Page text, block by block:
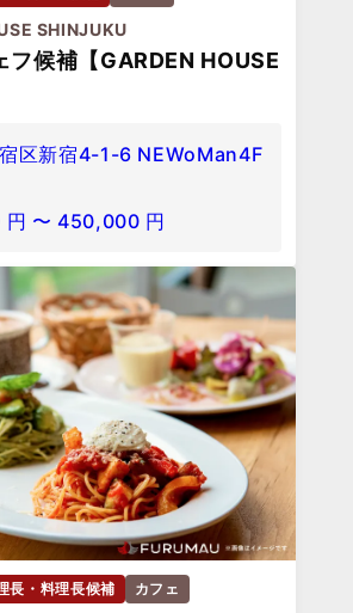
SHINJUKU
フ候補【GARDEN HOUSE
区新宿4-1-6 NEWoMan4F
円 〜 450,000 円
長・料理長候補 カフェ